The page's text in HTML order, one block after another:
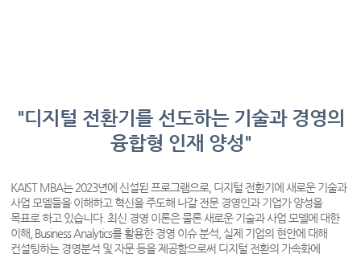
"디지털 전환기를 선도하는 기술과 경영의
융합형 인재 양성"
KAIST MBA는 2023년에 신설된 프로그램으로, 디지털 전환기에 새로운 기술과
사업 모델들을 이해하고 혁신을 주도해 나갈 전문 경영인과 기업가 양성을
목표로 하고 있습니다. 최신 경영 이론은 물론 새로운 기술과 사업 모델에 대한
이해, Business Analytics를 활용한 경영 이슈 분석, 실제 기업의 현안에 대해
컨설팅하는 경영분석 및 자문 등을 제공함으로써 디지털 전환의 가속화에